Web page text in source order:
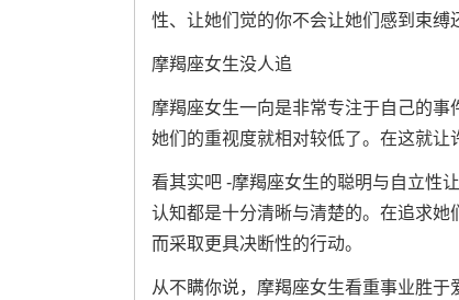
性、让她们觉的你不会让她们感到束缚
摩羯座女生没人追
摩羯座女生一向是非常专注于自己的事
她们的重视度就相对较低了。在这就让
看其实吧 -摩羯座女生的聪明与自立性
认知都是十分清晰与清楚的。在追求
而采取更具决断性的行动。
从不瞒你说，摩羯座女生看重事业胜